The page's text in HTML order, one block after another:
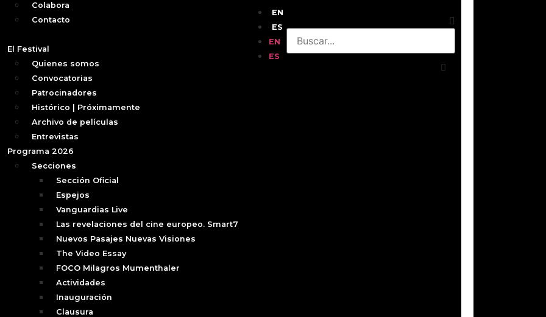
Colabora
Contacto
El Festival
Quienes somos
Convocatorias
Patrocinadores
Histórico | Próximamente
Archivo de películas
Entrevistas
Programa 2026
Secciones
Sección Oficial
Espejos
Vanguardias Live
Las revelaciones del cine europeo. Smart7
Nuevos Pasajes Nuevas Visiones
The Video Essay
FOCO Milagros Mumenthaler
Actividades
Inauguración
Clausura
EN
ES
EN
ES